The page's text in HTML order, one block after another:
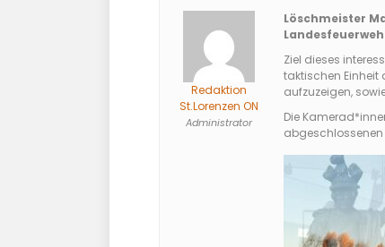
Redaktion
St.Lorenzen ON
Administrator
Löschmeister
Ziel dieses
taktischen Einheit
aufzuzeigen,
Die
abgeschlossenen